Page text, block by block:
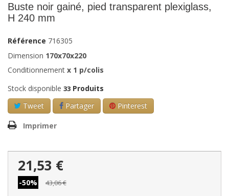
Buste noir gainé, pied transparent plexiglass,
H 240 mm
Référence 716305
Dimension 170x70x220
Conditionnement x 1 p/colis
Stock disponible 33 Produits
Tweet
Partager Pinterest
Imprimer
21,53 €
-50% 43,06 €